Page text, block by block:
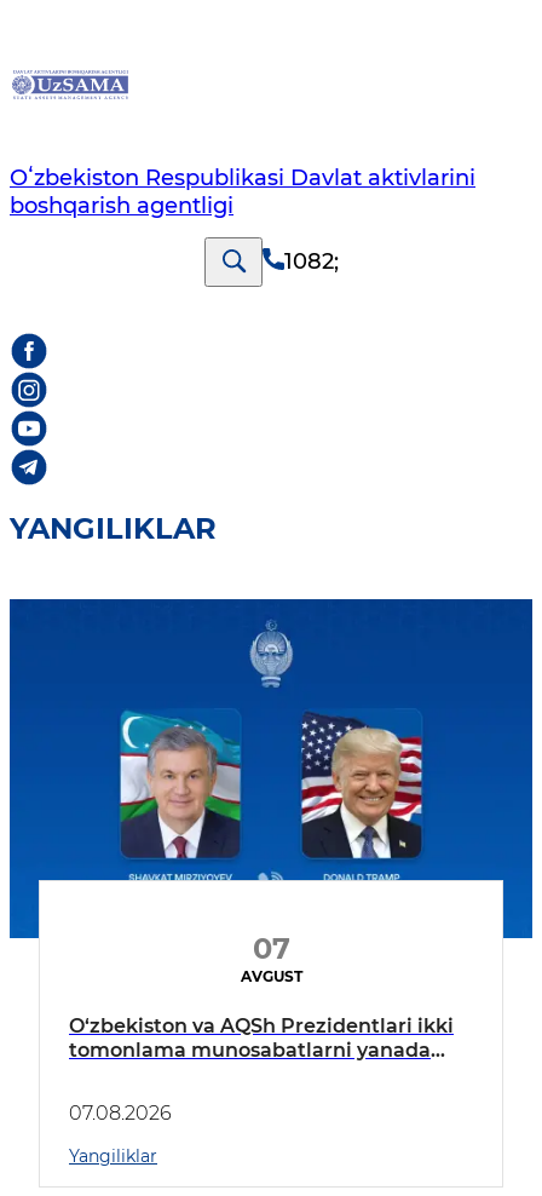
Oʻzbekiston Respublikasi Davlat aktivlarini
boshqarish agentligi
1082;
YANGILIKLAR
07
AVGUST
O‘zbekiston va AQSh Prezidentlari ikki
tomonlama munosabatlarni yanada
07.08.2026
Yangiliklar